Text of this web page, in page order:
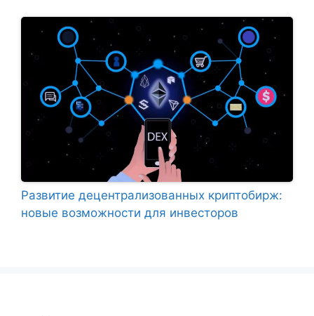
Развитие децентрализованных криптобирж:
новые возможности для инвесторов